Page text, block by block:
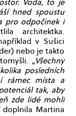
Voda, to je
hned spoustu
pro odpočinek i
architektka.
v Sušici
nebo je takto
„Všechny
posledních
rámec místa a
tak, aby
zde lidé mohli
Martina